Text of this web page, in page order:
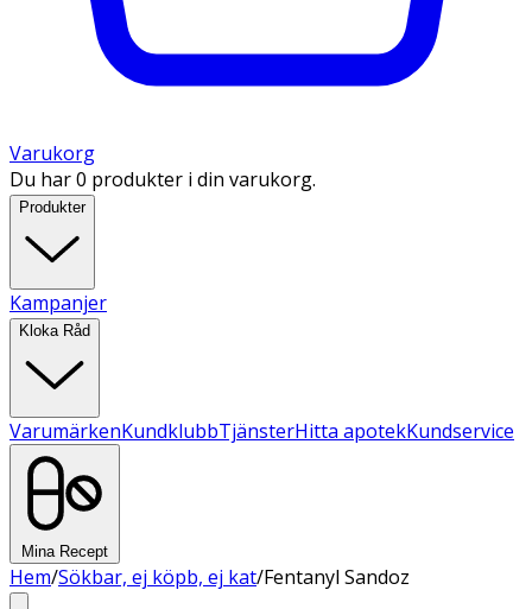
Varukorg
Du har 0 produkter i din varukorg.
Produkter
Kampanjer
Kloka Råd
VarumärkenKundklubbTjänsterHitta apotekKundservice
Mina Recept
Hem/Sökbar, ej köpb, ej kat/Fentanyl Sandoz